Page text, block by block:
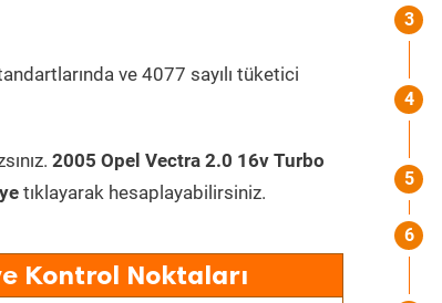
ve 4077 sayılı tüketici
2005 Opel Vectra 2.0 16v Turbo
tıklayarak hesaplayabilirsiniz.
Kontrol Noktaları
3
4
5
6